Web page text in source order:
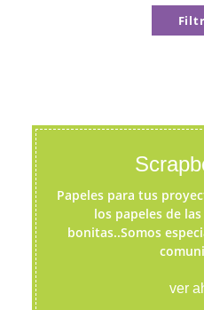
Papeles para tus
los papeles de
bonitas..Somos
ver